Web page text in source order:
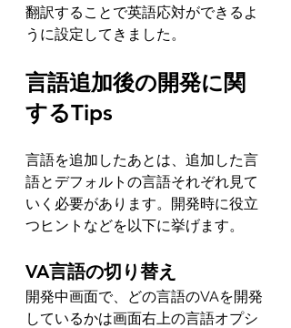
翻訳することで英語応対ができるよ
うに設定してきました。
言語追加後の開発に関
するTips
言語を追加したあとは、追加した言
語とデフォルトの言語それぞれ見て
いく必要があります。開発時に役立
つヒントなどを以下に挙げます。
VA言語の切り替え
開発中画面で、どの言語のVAを開発
しているかは画面右上の言語オプシ